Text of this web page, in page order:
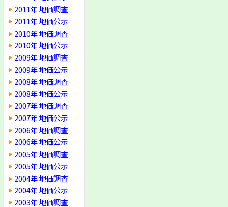
2011年 地価調査
2011年 地価公示
2010年 地価調査
2010年 地価公示
2009年 地価調査
2009年 地価公示
2008年 地価調査
2008年 地価公示
2007年 地価調査
2007年 地価公示
2006年 地価調査
2006年 地価公示
2005年 地価調査
2005年 地価公示
2004年 地価調査
2004年 地価公示
2003年 地価調査